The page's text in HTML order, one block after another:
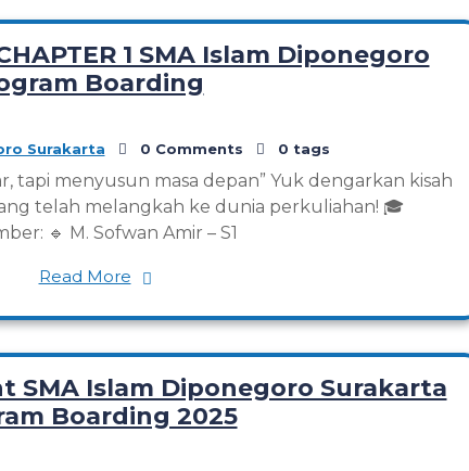
1 SMA Islam Diponegoro
Boarding
Surakarta 0 Comments 0 tags
tapi menyusun masa depan” Yuk dengarkan kisah
telah melangkah ke dunia perkuliahan! 🎓
🔹 M. Sofwan Amir – S1
Read More
SMA Islam Diponegoro Surakarta
Boarding 2025